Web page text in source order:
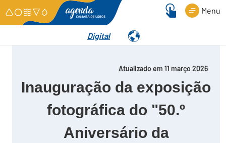
Digital
Menu
Atualizado em 11 março 2026
Inauguração da exposição
fotográfica do "50.º
Aniversário da